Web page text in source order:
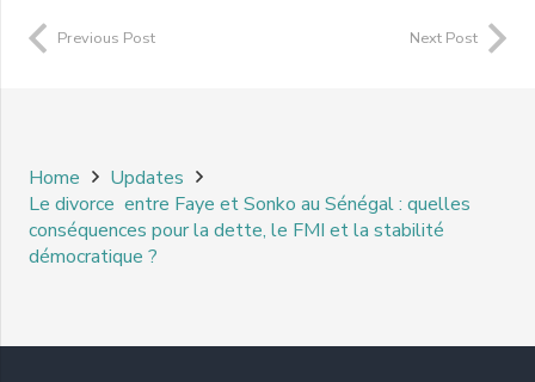
Previous Post Next Post
Home
Updates
Le divorce entre Faye et Sonko au Sénégal : quelles
conséquences pour la dette, le FMI et la stabilité
démocratique ?